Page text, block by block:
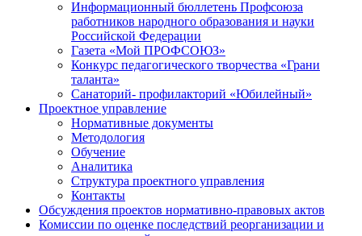
Информационный бюллетень Профсоюза
работников народного образования и науки
Российской Федерации
Газета «Мой ПРОФСОЮЗ»
Конкурс педагогического творчества «Грани
таланта»
Санаторий- профилакторий «Юбилейный»
Проектное управление
Нормативные документы
Методология
Обучение
Аналитика
Структура проектного управления
Контакты
Обсуждения проектов нормативно-правовых актов
Комиссии по оценке последствий реорганизации и